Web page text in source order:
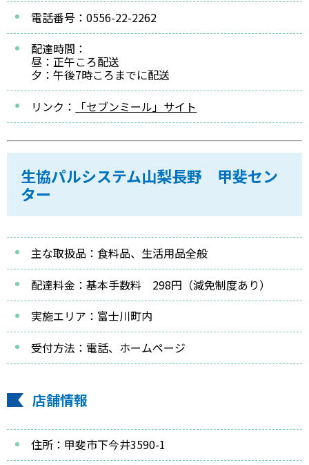
電話番号：0556-22-2262
配達時間：
昼：正午ころ配送
夕：午後7時ころまでに配送
リンク：
「セブンミール」サイト
生協パルシステム山梨長野 甲斐セン
ター
主な取扱品：食料品、生活用品全般
配達料金：基本手数料 298円（減免制度あり）
実施エリア：富士川町内
受付方法：電話、ホームページ
店舗情報
住所：甲斐市下今井3590-1